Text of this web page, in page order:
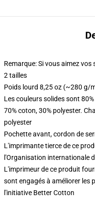
Remarque: Si vous aimez
2 tailles
Poids lourd 8,25 oz (~280 g/
Les couleurs solides sont
70% coton, 30% polyester.
polyester
Pochette avant, cordon de
L'imprimante tierce de ce
l'Organisation internationale
L'imprimeur de ce produit
sont engagés à améliorer les
l'initiative Better Cotton